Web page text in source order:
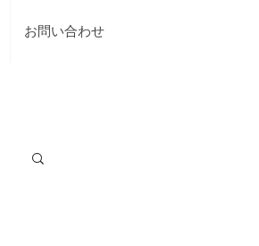
お問い合わせ